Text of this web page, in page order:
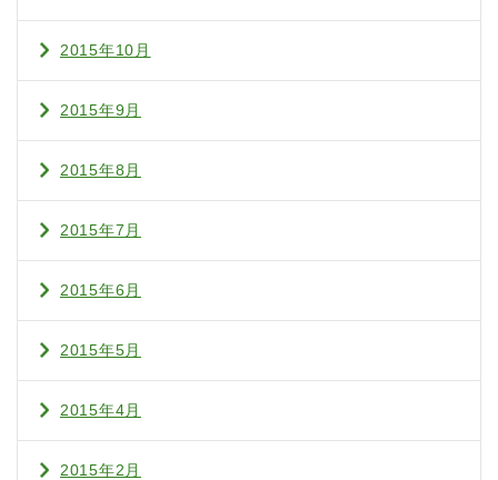
2015年10月
2015年9月
2015年8月
2015年7月
2015年6月
2015年5月
2015年4月
2015年2月